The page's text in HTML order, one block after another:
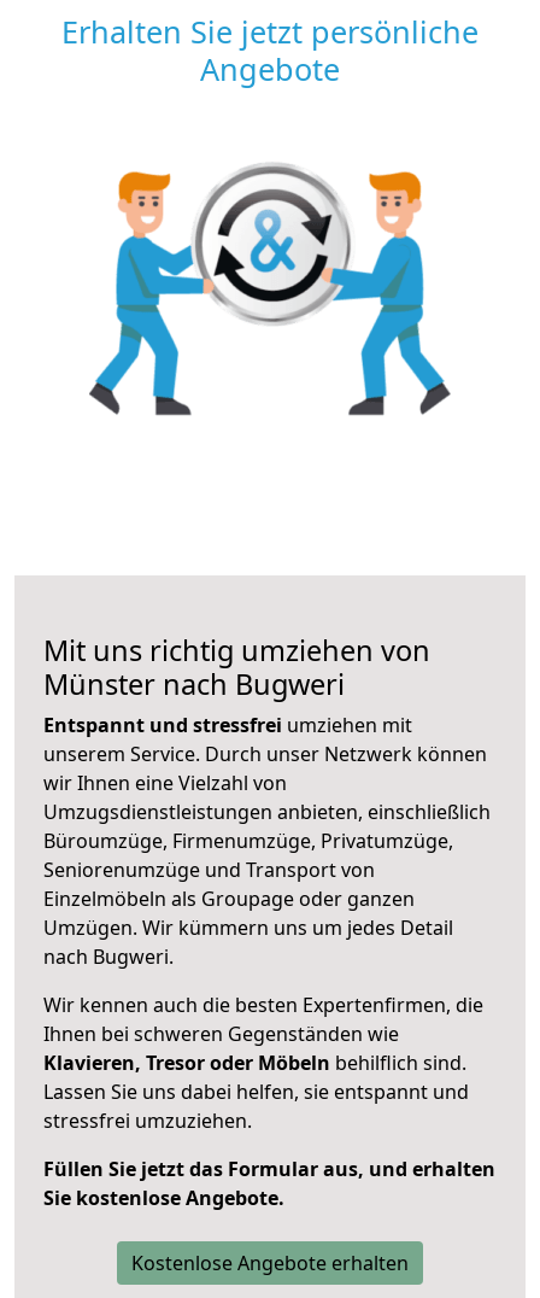
Erhalten Sie jetzt persönliche
Angebote
Mit uns richtig umziehen von
Münster nach Bugweri
Entspannt und stressfrei umziehen mit
unserem Service. Durch unser Netzwerk können
wir Ihnen eine Vielzahl von
Umzugsdienstleistungen anbieten, einschließlich
Büroumzüge, Firmenumzüge, Privatumzüge,
Seniorenumzüge und Transport von
Einzelmöbeln als Groupage oder ganzen
Umzügen. Wir kümmern uns um jedes Detail
nach Bugweri.
Wir kennen auch die besten Expertenfirmen, die
Ihnen bei schweren Gegenständen wie
Klavieren, Tresor oder Möbeln behilflich sind.
Lassen Sie uns dabei helfen, sie entspannt und
stressfrei umzuziehen.
Füllen Sie jetzt das Formular aus, und erhalten
Sie kostenlose Angebote.
Kostenlose Angebote erhalten